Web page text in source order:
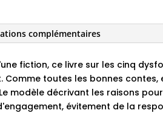
complémentaires
fiction, ce livre sur les cinq
toutes les bonnes
modèle décrivant les raisons
évitement de la